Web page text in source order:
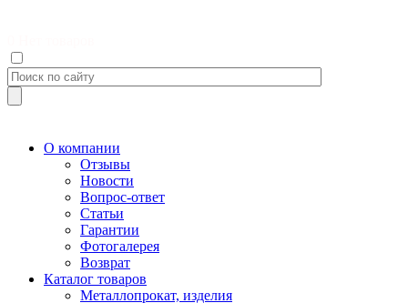
О компании
Отзывы
Новости
Вопрос-ответ
Статьи
Гарантии
Фотогалерея
Возврат
Каталог товаров
Металлопрокат, изделия